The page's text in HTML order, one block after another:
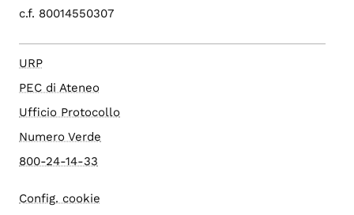
c.f. 80014550307
URP
PEC di Ateneo
Ufficio Protocollo
Numero Verde
800-24-14-33
Config. cookie